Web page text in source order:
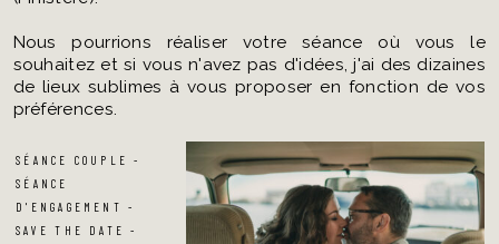
SÉANCE COUPLE -
SÉANCE
D'ENGAGEMENT -
SAVE THE DATE -
Nous pourrions réaliser votre séance où vous le
souhaitez et si vous n'avez pas d'idées, j'ai des dizaines
de lieux sublimes à vous proposer en fonction de vos
préférences.